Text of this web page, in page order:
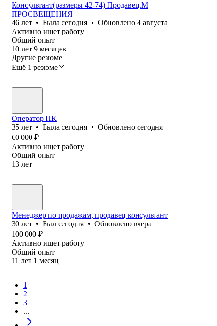
Консультант(размеры 42-74) Продавец.М
ПРОСВЕЩЕНИЯ
46 лет • Была сегодня • Обновлено 4 августа
Активно ищет работу
Общий опыт
10 лет 9 месяцев
Другие резюме
Ещё 1 резюме
Оператор ПК
35 лет • Была сегодня • Обновлено сегодня
60 000 ₽
Активно ищет работу
Общий опыт
13 лет
Менеджер по продажам, продавец консультант
30 лет • Был сегодня • Обновлено вчера
100 000 ₽
Активно ищет работу
Общий опыт
11 лет 1 месяц
1
2
3
...